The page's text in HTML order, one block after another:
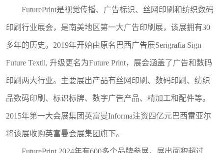
FuturePrint是视觉传播、广告标识、丝网印刷和纺织数码
印刷行业展会，是南美地区第一大广告印刷展，该展拥有30
多年的历史。2019年开始由原名巴西广告展Serigrafia Sign
Future Textil, 升级更名为Future Print，展会涵盖了广告和数码
印刷两大行业。主要展出产品有丝网印刷、数码印刷、纺织
品数码印刷、标识标牌、数字广告产品、精加工和配件等。
2015年第一大会展集团英富曼Informa注资四亿元巴西雷亚尔
将该展收购英富曼会展集团旗下。
FuturePrint 2024年有600多个品牌参展，展出面积超过